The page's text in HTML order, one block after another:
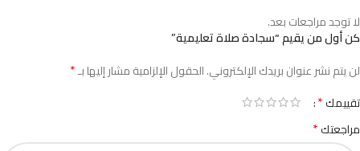
لا توجد مراجعات بعد.
كن أول من يقيم “سجادة صلاة تعليمية”
لن يتم نشر عنوان بريدك الإلكتروني.الحقول الإلزامية مشار إليها بـ*
تقييمك*
مراجعتك*